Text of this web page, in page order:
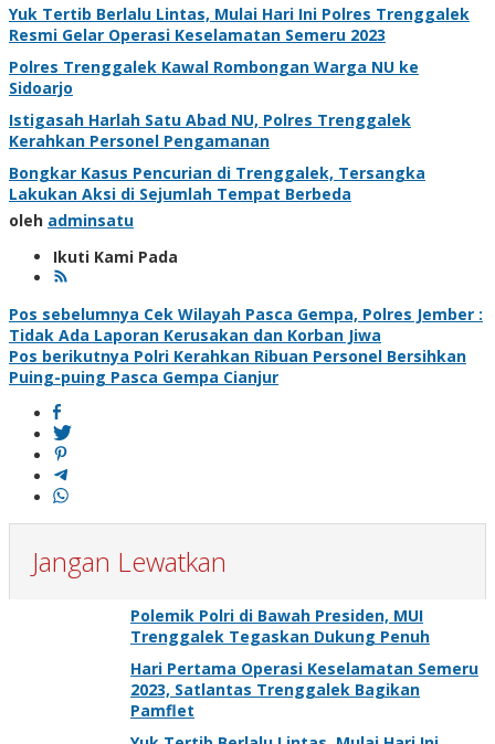
Yuk Tertib Berlalu Lintas, Mulai Hari Ini Polres Trenggalek
Resmi Gelar Operasi Keselamatan Semeru 2023
Polres Trenggalek Kawal Rombongan Warga NU ke
Sidoarjo
Istigasah Harlah Satu Abad NU, Polres Trenggalek
Kerahkan Personel Pengamanan
Bongkar Kasus Pencurian di Trenggalek, Tersangka
Lakukan Aksi di Sejumlah Tempat Berbeda
oleh adminsatu
Ikuti Kami Pada
Navigasi
pos
Pos sebelumnya Cek Wilayah Pasca Gempa, Polres Jember :
Tidak Ada Laporan Kerusakan dan Korban Jiwa
Pos berikutnya Polri Kerahkan Ribuan Personel Bersihkan
Puing-puing Pasca Gempa Cianjur
Jangan Lewatkan
Polemik Polri di Bawah Presiden, MUI
Trenggalek Tegaskan Dukung Penuh
Hari Pertama Operasi Keselamatan Semeru
2023, Satlantas Trenggalek Bagikan
Pamflet